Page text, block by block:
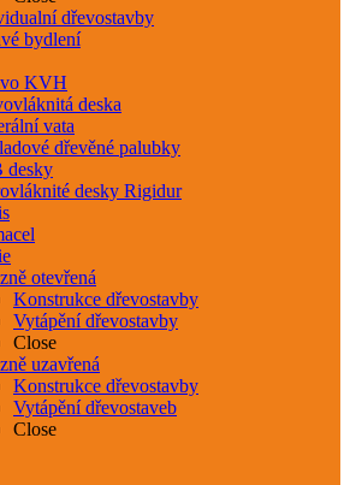
dřevostavby
bydlení
KVH
deska
vata
dřevěné palubky
desky
desky Rigidur
otevřená
Konstrukce dřevostavby
Vytápění dřevostavby
Close
uzavřená
Konstrukce dřevostavby
Vytápění dřevostaveb
Close